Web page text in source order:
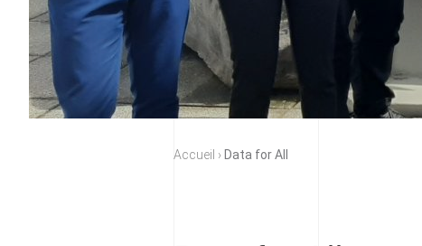
Accueil › Data for All